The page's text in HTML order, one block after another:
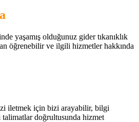
yaşamış olduğunuz gider tıkanıklık
öğrenebilir ve ilgili hizmetler hakkında
iletmek için bizi arayabilir, bilgi
doğrultusunda hizmet